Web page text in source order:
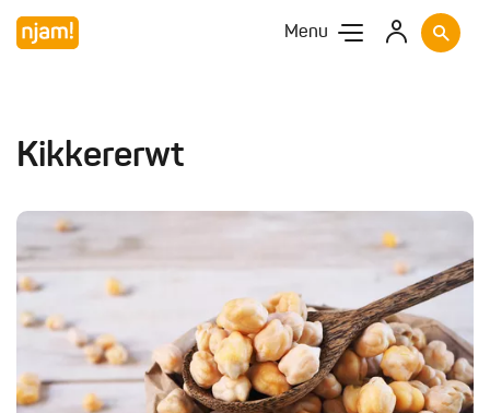
Menu
Kikkererwt